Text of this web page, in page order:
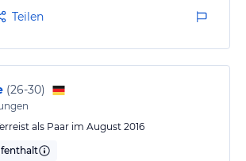
Teilen
(26-30)
als Paar im August 2016